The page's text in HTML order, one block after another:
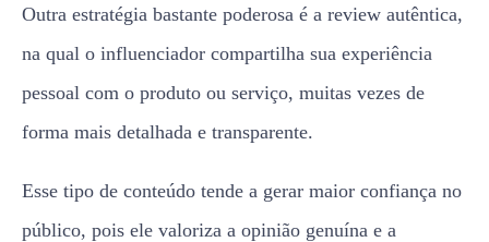
Outra estratégia bastante poderosa é a review autêntica,
na qual o influenciador compartilha sua experiência
pessoal com o produto ou serviço, muitas vezes de
forma mais detalhada e transparente.
Esse tipo de conteúdo tende a gerar maior confiança no
público, pois ele valoriza a opinião genuína e a